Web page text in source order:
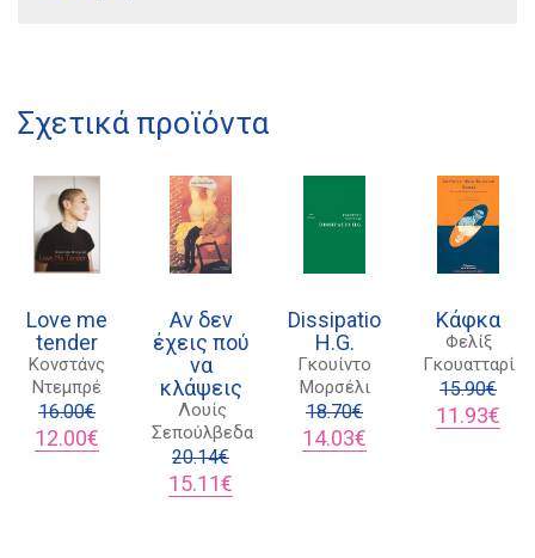
Σχετικά προϊόντα
Love me
tender
Κονστάνς
Ντεμπρέ
16.00€
Original
price
12.00€
τρέχουσα
Αν δεν
έχεις πού
να
κλάψεις
Λουίς
Σεπούλβεδα
20.14€
Original
price
15.11€
τρέχουσα
Dissipatio
H.G.
Γκουίντο
Μορσέλι
18.70€
Original
price
14.03€
τρέχουσα
Κάφκα
Φελίξ
Γκουατταρί
15.90€
Original
price
11.93€
21 1750 8340
Πολιτική προστασίας δεδομένων
Πολιτική επιστροφών
Τρόποι Πληρωμής
Όροι χρήσης
Αποστολές